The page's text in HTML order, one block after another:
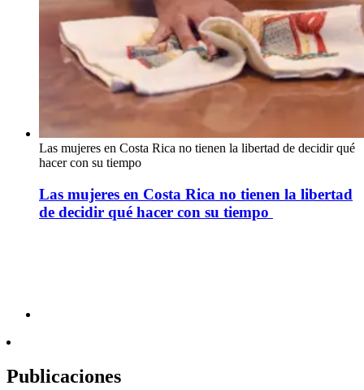
Las mujeres en Costa Rica no tienen la libertad de decidir qué
hacer con su tiempo
Las mujeres en Costa Rica no tienen la libertad
de decidir qué hacer con su tiempo
Publicaciones